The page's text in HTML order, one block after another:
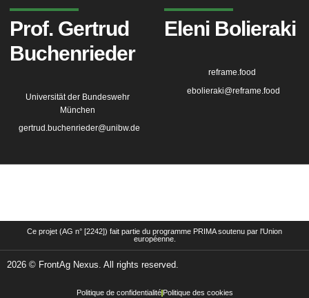
Prof. Gertrud
Buchenrieder
Universität der Bundeswehr
München
gertrud.buchenrieder@unibw.de
Eleni Bolieraki
reframe.food
ebolieraki@reframe.food
Ce projet (AG n° [2242]) fait partie du programme PRIMA soutenu par l'Union
européenne.
2026 © FrontAg Nexus. All rights reserved.
Politique de confidentialitéPolitique des cookies